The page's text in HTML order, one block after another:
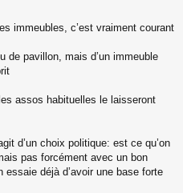
immeubles, c’est vraiment courant
de pavillon, mais d’un immeuble
assos habituelles le laisseront
d’un choix politique: est ce qu’on
pas forcément avec un bon
déjà d’avoir une base forte